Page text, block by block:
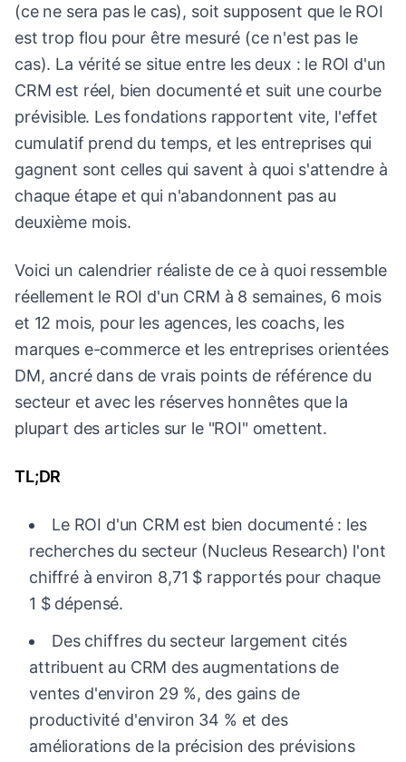
(ce ne sera pas le cas), soit supposent que le ROI
est trop flou pour être mesuré (ce n'est pas le
cas). La vérité se situe entre les deux : le ROI d'un
CRM est réel, bien documenté et suit une courbe
prévisible. Les fondations rapportent vite, l'effet
cumulatif prend du temps, et les entreprises qui
gagnent sont celles qui savent à quoi s'attendre à
chaque étape et qui n'abandonnent pas au
deuxième mois.
Voici un calendrier réaliste de ce à quoi ressemble
réellement le ROI d'un CRM à 8 semaines, 6 mois
et 12 mois, pour les agences, les coachs, les
marques e-commerce et les entreprises orientées
DM, ancré dans de vrais points de référence du
secteur et avec les réserves honnêtes que la
plupart des articles sur le "ROI" omettent.
TL;DR
Le ROI d'un CRM est bien documenté : les
recherches du secteur (Nucleus Research) l'ont
chiffré à environ 8,71 $ rapportés pour chaque
1 $ dépensé.
Des chiffres du secteur largement cités
attribuent au CRM des augmentations de
ventes d'environ 29 %, des gains de
productivité d'environ 34 % et des
améliorations de la précision des prévisions